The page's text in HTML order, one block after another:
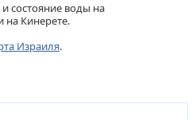
состояние воды на
Кинерете.
Израиля.